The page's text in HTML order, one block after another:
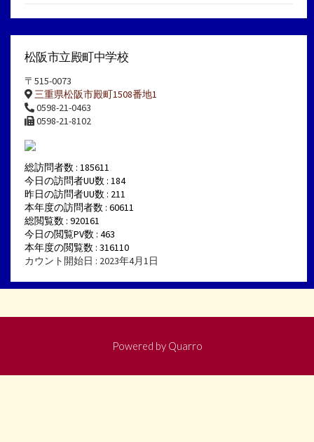
松阪市立殿町中学校
〒515-0073
三重県松阪市殿町1508番地1
0598-21-0463
0598-21-8102
総訪問者数 : 185611
今日の訪問者UU数 : 184
昨日の訪問者UU数 : 211
本年度の訪問者数 : 60611
総閲覧数 : 920161
今日の閲覧PV数 : 463
本年度の閲覧数 : 316110
カウント開始日 : 2023年4月1日
Powered by Quarro